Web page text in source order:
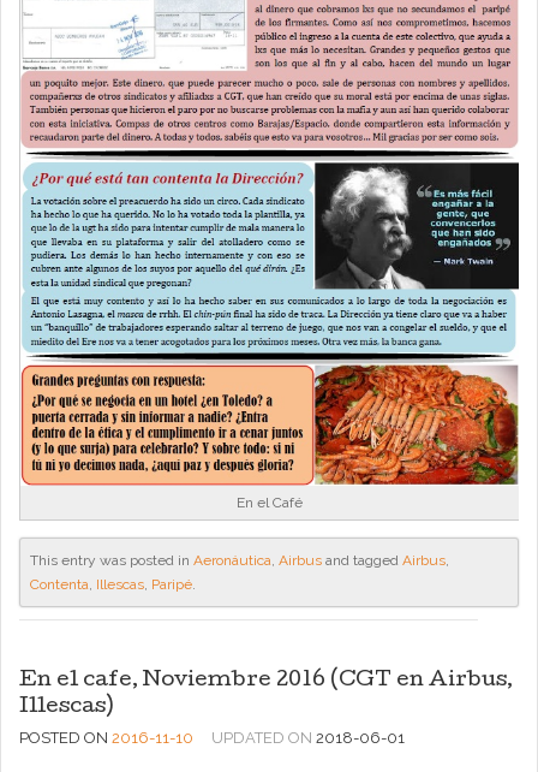
En el Café
This entry was posted in Aeronáutica, Airbus and tagged Airbus,
Contenta, Illescas, Paripé.
En el cafe, Noviembre 2016 (CGT en Airbus,
Illescas)
POSTED ON 2016-11-10 UPDATED ON 2018-06-01